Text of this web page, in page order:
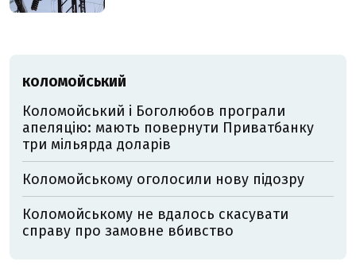
КОЛОМОЙСЬКИЙ
Коломойський і Боголюбов програли
апеляцію: мають повернути Приватбанку
три мільярда доларів
Коломойському оголосили нову підозру
Коломойському не вдалось скасувати
справу про замовне вбивство